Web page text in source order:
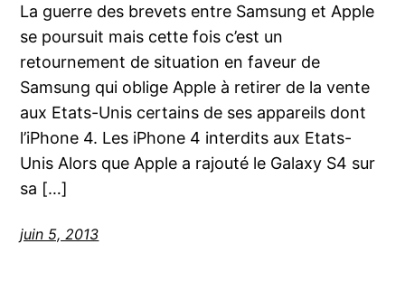
La guerre des brevets entre Samsung et Apple
se poursuit mais cette fois c’est un
retournement de situation en faveur de
Samsung qui oblige Apple à retirer de la vente
aux Etats-Unis certains de ses appareils dont
l’iPhone 4. Les iPhone 4 interdits aux Etats-
Unis Alors que Apple a rajouté le Galaxy S4 sur
sa […]
juin 5, 2013